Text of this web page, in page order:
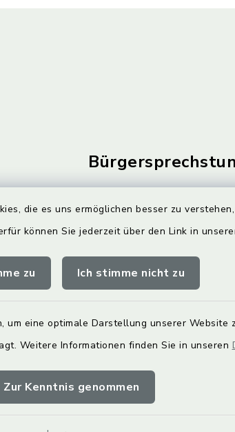
die es uns ermöglichen besser zu
können Sie jederzeit über den Link in
zu Ich stimme nicht zu
eine optimale Darstellung unserer
Weitere Informationen finden Sie in unseren
Zur Kenntnis genommen
gerne zur
Diese findet nach